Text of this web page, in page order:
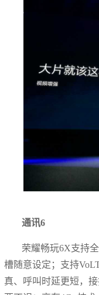
通讯6
荣耀畅玩6X支持
槽随意设定；支持
真、呼叫时延更短，